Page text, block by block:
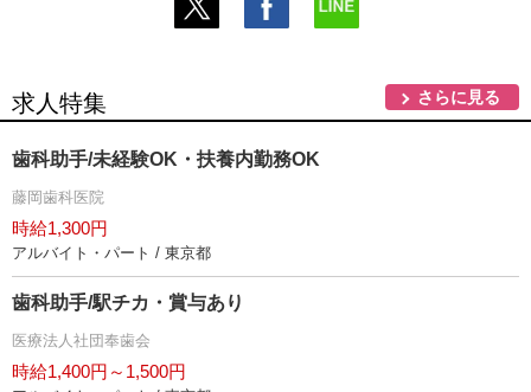
求人特集 さらに見る
歯科助手/未経験OK・扶養内勤務OK
藤岡歯科医院
時給1,300円
アルバイト・パート / 東京都
歯科助手/駅チカ・賞与あり
医療法人社団奉歯会
時給1,400円～1,500円